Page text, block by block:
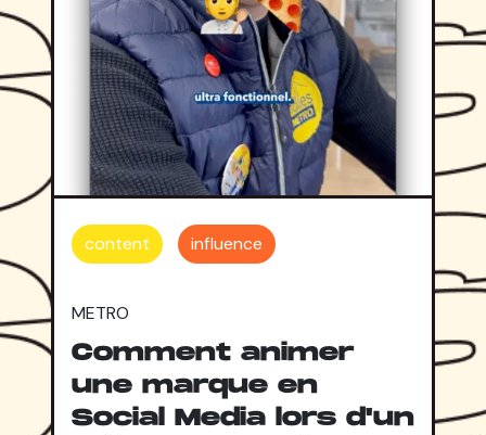
content influence
METRO
Comment animer
une marque en
Social Media lors d'un